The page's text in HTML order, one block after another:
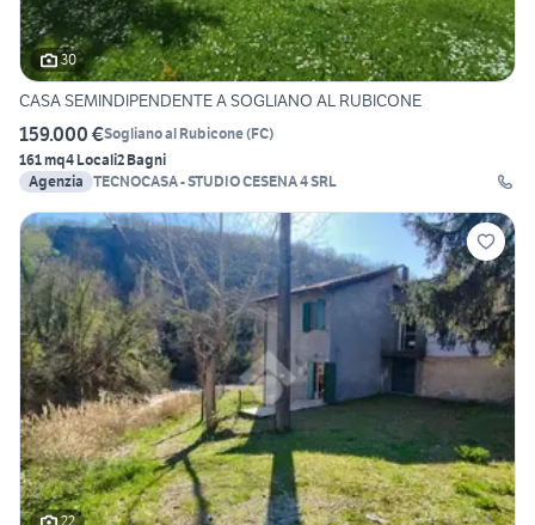
30
CASA SEMINDIPENDENTE A SOGLIANO AL RUBICONE
159.000 €Sogliano al Rubicone(FC)
161 mq4 Locali2 Bagni
Agenzia TECNOCASA - STUDIO CESENA 4 SRL
22